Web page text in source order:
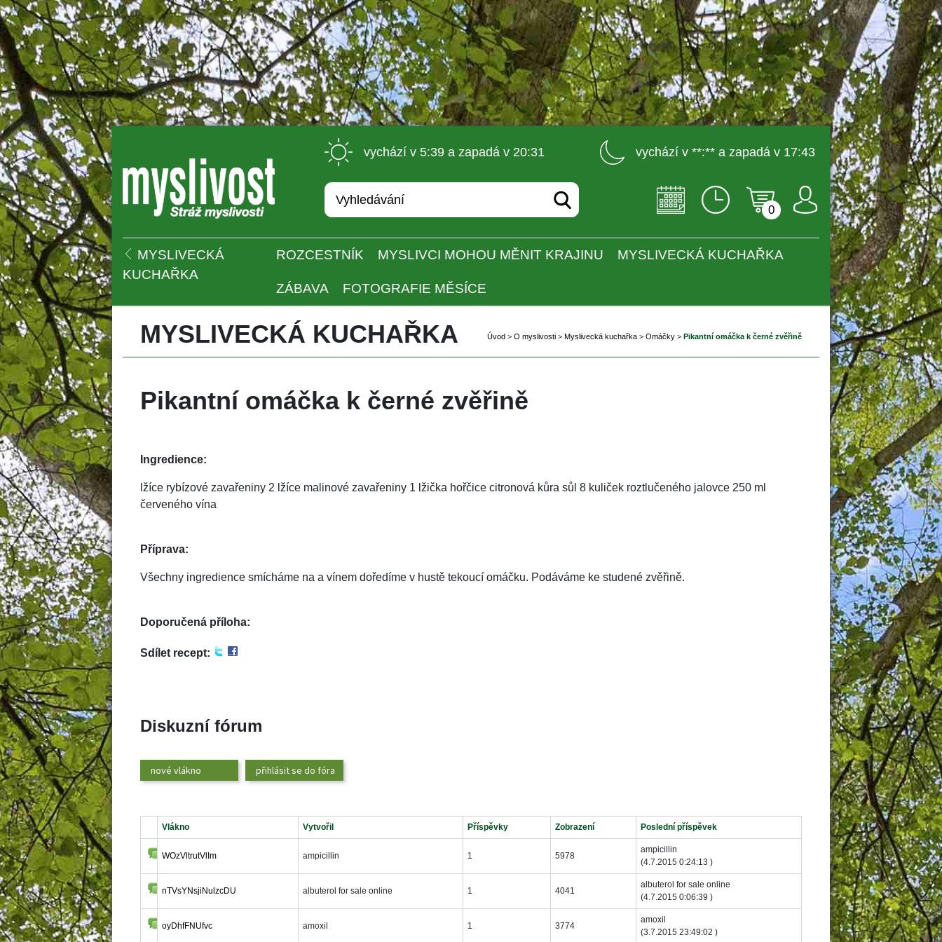
vychází v 5:39 a zapadá v 20:31 vychází v **:** a zapadá v 17:43
0
MYSLIVECKÁ
KUCHAŘKA
ROZCESTNÍK MYSLIVCI MOHOU MĚNIT KRAJINU MYSLIVECKÁ KUCHAŘKA
ZÁBAVA FOTOGRAFIE MĚSÍCE
MYSLIVECKÁ KUCHAŘKA Úvod > O myslivosti > Myslivecká kuchařka > Omáčky > Pikantní omáčka k černé zvěřině
Pikantní omáčka k černé zvěřině
Ingredience:
lžíce rybízové zavařeniny 2 lžíce malinové zavařeniny 1 lžička hořčice citronová kůra sůl 8 kuliček roztlučeného jalovce 250 ml
červeného vína
Příprava:
Všechny ingredience smícháme na a vínem doředíme v hustě tekoucí omáčku. Podáváme ke studené zvěřině.
Doporučená příloha:
Sdílet recept:
Diskuzní fórum
nové vlákno přihlásit se do fóra
Vlákno Vytvořil Příspěvky Zobrazení Poslední příspěvek
WOzVltrutVlIm ampicillin 1 5978
ampicillin
(4.7.2015 0:24:13 )
nTVsYNsjiNulzcDU albuterol for sale online 1 4041
albuterol for sale online
(4.7.2015 0:06:39 )
oyDhfFNUfvc amoxil 1 3774
amoxil
(3.7.2015 23:49:02 )